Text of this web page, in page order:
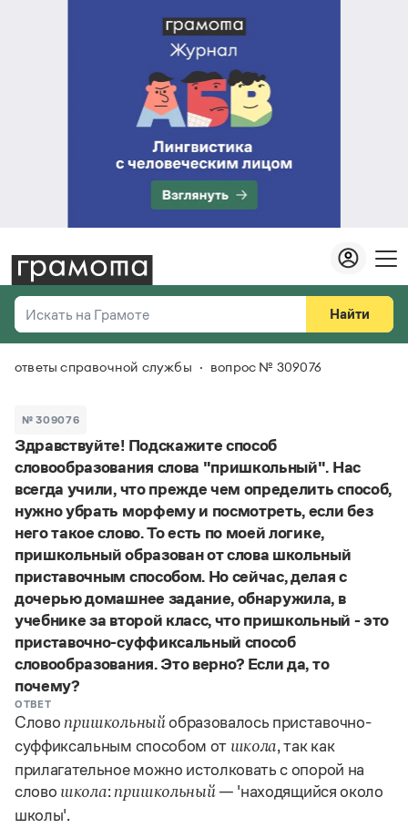
Искать на Грамоте
Справочная служба
Все вопросы
Словари
Большой орфоэпический словарь русского языка
Большой толковый словарь русских глаголов
Большой толковый словарь русских существительных
Большой толковый словарь русского языка
Большой универсальный словарь русского языка
Русский орфографический словарь
Русское словесное ударение
Современный словарь иностранных слов
Словарь антонимов
Словарь методических терминов
Словарь русских имён
Словарь синонимов
Словарь собственных имён
Словарь трудностей русского языка
Управление в русском языке
Найти
Везде
Поиск по всем разделам
Словари
Русский орфографический словарь
Большой орфоэпический словарь русского языка
Словарь трудностей русского языка
Русское словесное ударение
Словарь собственных имён
Большой универсальный словарь русского языка
Большой толковый словарь русского языка
Современный словарь иностранных слов
существительных
Большой толковый словарь русских глаголов
Словарь синонимов
Словарь антонимов
Управление в русском языке
Ответы справочной службы
Справочники
Правила русской орфографии и пунктуации
Русский язык: краткий теоретический курс для
школьников
Письмовник
Словарь-справочник трудностей русского языка
Справочник по фразеологии
Словарь-справочник «Непростые слова»
Азбучные истины
Правила русской орфографии и пунктуации
Учебник
Журнал
Можно использовать знаки подстановки
? — для любого символа, включая пробелы и дефисы (
мпания,тер?а?а,общественно?полезный)
*
— для любого количества символов, кроме пробела
(видео-*,ране*ый)
ответы справочной службы вопрос № 309076
№ 309076
Здравствуйте! Подскажите способ
словообразования слова "пришкольный". Нас
всегда учили, что прежде чем определить способ,
нужно убрать морфему и посмотреть, если без
него такое слово. То есть по моей логике,
пришкольный образован от слова школьный
приставочным способом. Но сейчас, делая с
дочерью домашнее задание, обнаружила, в
учебнике за второй класс, что пришкольный - это
приставочно-суффиксальный способ
словообразования. Это верно? Если да, то
почему?
ОТВЕТ
Слово пришкольныйобразовалось приставочно-
суффиксальным способом от школа, так как
прилагательное можно истолковать с опорой на
слово школа: пришкольный— 'находящийся около
школы'.